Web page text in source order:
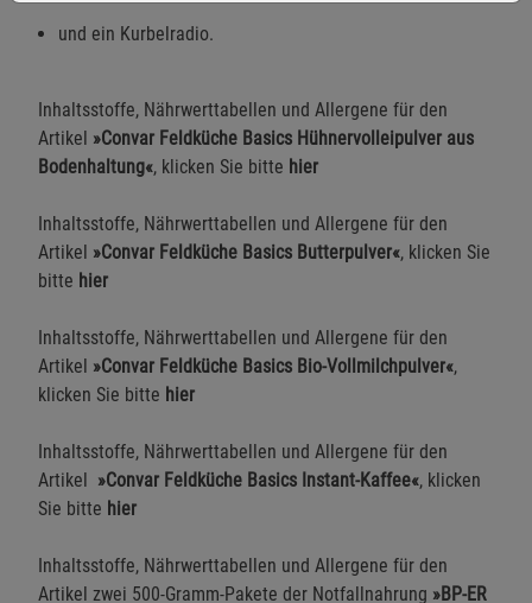
und ein Kurbelradio.
Inhaltsstoffe, Nährwerttabellen und Allergene für den
Artikel »Convar Feldküche Basics Hühnervolleipulver aus
Bodenhaltung«, klicken Sie bitte hier
Inhaltsstoffe, Nährwerttabellen und Allergene für den
Artikel »Convar Feldküche Basics Butterpulver«, klicken Sie
bitte hier
Inhaltsstoffe, Nährwerttabellen und Allergene für den
Artikel »Convar Feldküche Basics Bio-Vollmilchpulver«,
klicken Sie bitte hier
Inhaltsstoffe, Nährwerttabellen und Allergene für den
Artikel »Convar Feldküche Basics Instant-Kaffee«, klicken
Sie bitte hier
Inhaltsstoffe, Nährwerttabellen und Allergene für den
Artikel zwei 500-Gramm-Pakete der Notfallnahrung »BP-ER
Einstellungen speichern für die GruppeEinstellungen speichern für die Gruppe
Notwendige Cookies (5)
Cookie-Informationenanzeigen
Beschreibung Funktionale Cookies
Cookie-Informationenanzeigen
Statistik Cookies (2) Statistik Cookies
Beschreibung Statistik Cookies